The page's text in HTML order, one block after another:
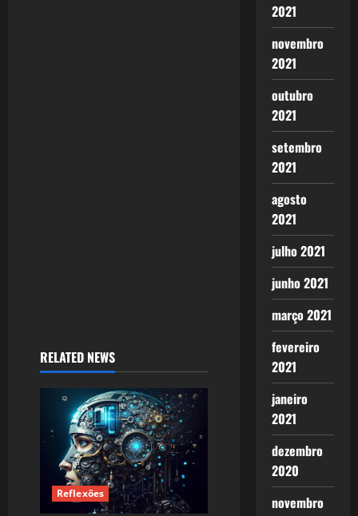
RELATED NEWS
Reflexões
2021
novembro
2021
outubro
2021
setembro
2021
agosto
2021
julho 2021
junho 2021
março 2021
fevereiro
2021
janeiro
2021
dezembro
2020
novembro